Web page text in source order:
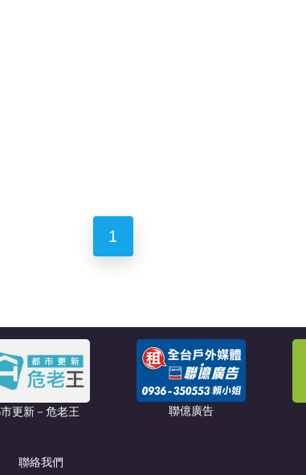
1
更新－危老王 聯億廣告
聯絡我們